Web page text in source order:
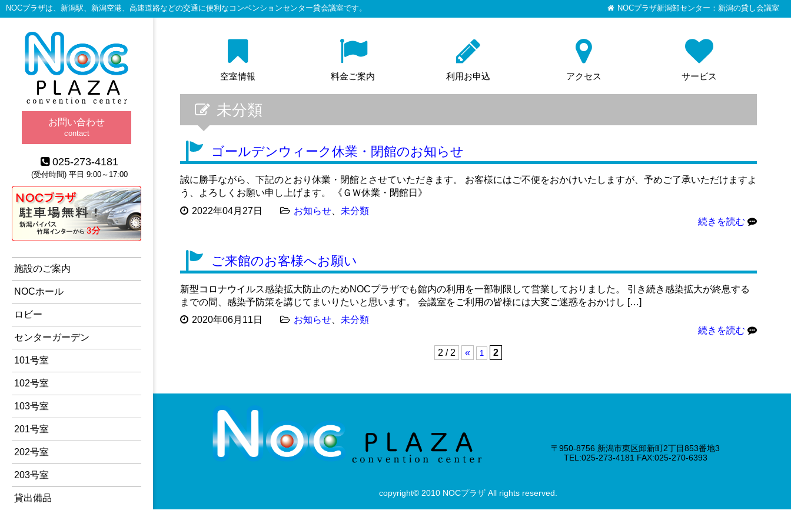
NOCプラザは、新潟駅、新潟空港、高速道路などの交通に便利なコンベンションセンター貸会議室です。 NOCプラザ新潟卸センター：新潟の貸し会議室
空室情報 料金ご案内 利用お申込 アクセス サービス
未分類
ゴールデンウィーク休業・閉館のお知らせ
誠に勝手ながら、下記のとおり休業・閉館とさせていただきます。 お客様にはご不便をおかけいたしますが、予めご了承いただけますよ
う、よろしくお願い申し上げます。 《ＧＷ休業・閉館日》
2022年04月27日
お知らせ
未分類
続きを読む
ご来館のお客様へお願い
新型コロナウイルス感染拡大防止のためNOCプラザでも館内の利用を一部制限して営業しておりました。 引き続き感染拡大が終息する
までの間、感染予防策を講じてまいりたいと思います。 会議室をご利用の皆様には大変ご迷惑をおかけし […]
2020年06月11日
お知らせ
未分類
続きを読む
2 / 2 « 1 2
お問い合わせ
contact
025-273-4181
(受付時間) 平日 9:00～17:00
施設のご案内
NOCホール
ロビー
センターガーデン
101号室
102号室
103号室
201号室
202号室
203号室
貸出備品
〒950-8756 新潟市東区卸新町2丁目853番地3
TEL:025-273-4181 FAX:025-270-6393
copyright© 2010 NOCプラザ All rights reserved.